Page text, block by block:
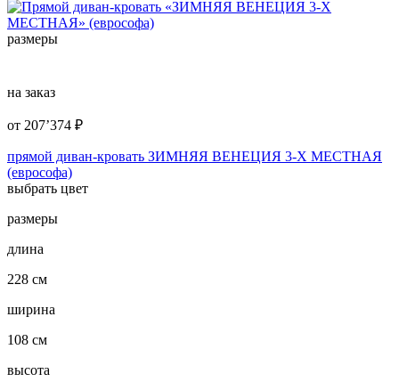
размеры
на заказ
от 207’374 ₽
прямой диван-кровать ЗИМНЯЯ ВЕНЕЦИЯ 3-Х МЕСТНАЯ
(еврософа)
выбрать цвет
размеры
длина
228 см
ширина
108 см
высота